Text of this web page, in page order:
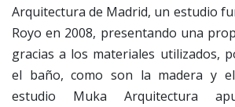
Arquitectura de Madrid, un estudio
Royo en 2008, presentando una
gracias a los materiales utilizados,
el baño, como son la madera y
estudio Muka Arquitectura